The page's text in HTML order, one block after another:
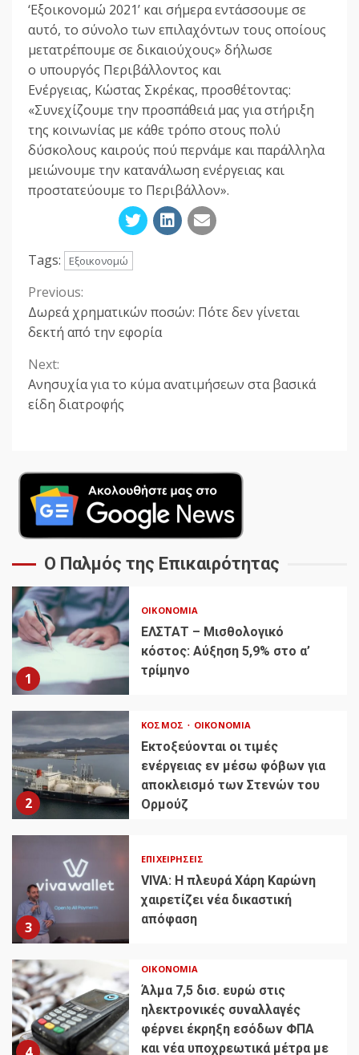
‘Εξοικονομώ 2021’ και σήμερα εντάσσουμε σε
αυτό, το σύνολο των επιλαχόντων τους οποίους
μετατρέπουμε σε δικαιούχους» δήλωσε
ο υπουργός Περιβάλλοντος και
Ενέργειας, Κώστας Σκρέκας, προσθέτοντας:
«Συνεχίζουμε την προσπάθειά μας για στήριξη
της κοινωνίας με κάθε τρόπο στους πολύ
δύσκολους καιρούς πού περνάμε και παράλληλα
μειώνουμε την κατανάλωση ενέργειας και
προστατεύουμε το Περιβάλλον».
Tags: Εξοικονομώ
Continue
Reading
Previous:
Δωρεά χρηματικών ποσών: Πότε δεν γίνεται
δεκτή από την εφορία
Next:
Ανησυχία για το κύμα ανατιμήσεων στα βασικά
είδη διατροφής
Ο Παλμός της Επικαιρότητας
1
ΟΙΚΟΝΟΜΊΑ
ΕΛΣΤΑΤ – Μισθολογικό
κόστος: Αύξηση 5,9% στο α’
τρίμηνο
2
ΚΌΣΜΟΣ ΟΙΚΟΝΟΜΊΑ
Εκτοξεύονται οι τιμές
ενέργειας εν μέσω φόβων για
αποκλεισμό των Στενών του
Ορμούζ
3
ΕΠΙΧΕΙΡΉΣΕΙΣ
VIVA: Η πλευρά Χάρη Καρώνη
χαιρετίζει νέα δικαστική
απόφαση
ΟΙΚΟΝΟΜΊΑ
Άλμα 7,5 δισ. ευρώ στις
ηλεκτρονικές συναλλαγές
φέρνει έκρηξη εσόδων ΦΠΑ
και νέα υποχρεωτικά μέτρα με